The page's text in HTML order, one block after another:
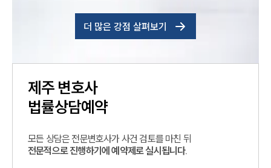
더 많은 강점 살펴보기
제주 변호사
법률상담예약
모든 상담은 전문변호사가 사건 검토를 마친 뒤
전문적으로 진행하기에 예약제로 실시됩니다.